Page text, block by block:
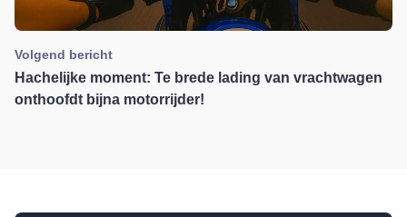
Volgend bericht
Hachelijke moment: Te brede lading van vrachtwagen
onthoofdt bijna motorrijder!